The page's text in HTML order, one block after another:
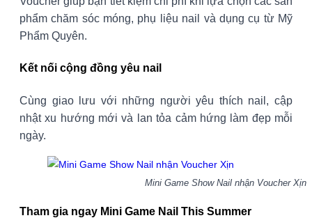
phẩm chăm sóc móng, phụ liệu nail và dụng cụ từ Mỹ
Phẩm Quyên.
Kết nối cộng đồng yêu nail
Cùng giao lưu với những người yêu thích nail, cập
nhật xu hướng mới và lan tỏa cảm hứng làm đẹp mỗi
ngày.
Mini Game Show Nail nhận Voucher Xịn
Tham gia ngay Mini Game Nail This Summer